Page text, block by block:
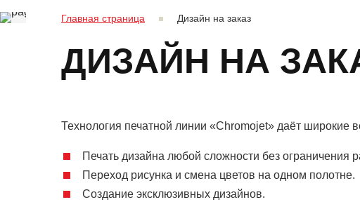
Главная страница Дизайн на заказ
ДИЗАЙН НА
Технология печатной линии «Chromojet» даёт широкие
Печать дизайна любой сложности без ограничения
Переход рисунка и смена цветов на одном полотне.
Создание эксклюзивных дизайнов.